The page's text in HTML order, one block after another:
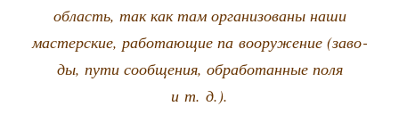
область, так как там орга­ни­зо­ва­ны наши
мастер­ские, рабо­та­ю­щие па воору­же­ние (заво­
ды, пути сооб­ще­ния, обра­бо­тан­ные поля
и т. д.).